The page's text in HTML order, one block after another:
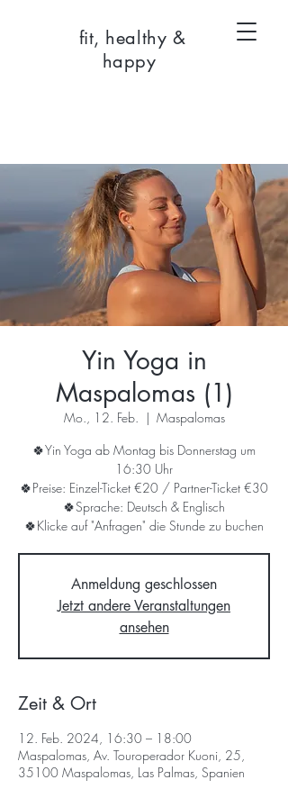
fit, healthy &
happy
Yin Yoga in
Maspalomas (1)
Mo., 12. Feb.
  |
Maspalomas
🍀Yin Yoga ab Montag bis Donnerstag um
16:30 Uhr
🍀Preise: Einzel-Ticket €20 / Partner-Ticket €30
🍀Sprache: Deutsch & Englisch
🍀Klicke auf "Anfragen" die Stunde zu buchen
Anmeldung geschlossen
Jetzt andere Veranstaltungen
ansehen
Zeit & Ort
12. Feb. 2024, 16:30 – 18:00
Maspalomas, Av. Touroperador Kuoni, 25,
35100 Maspalomas, Las Palmas, Spanien